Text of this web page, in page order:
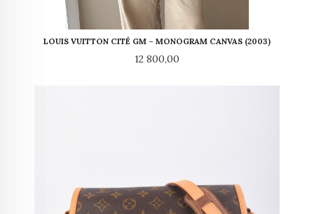
LOUIS VUITTON CITÉ GM – MONOGRAM CANVAS (2003)
Pris
12 800,00